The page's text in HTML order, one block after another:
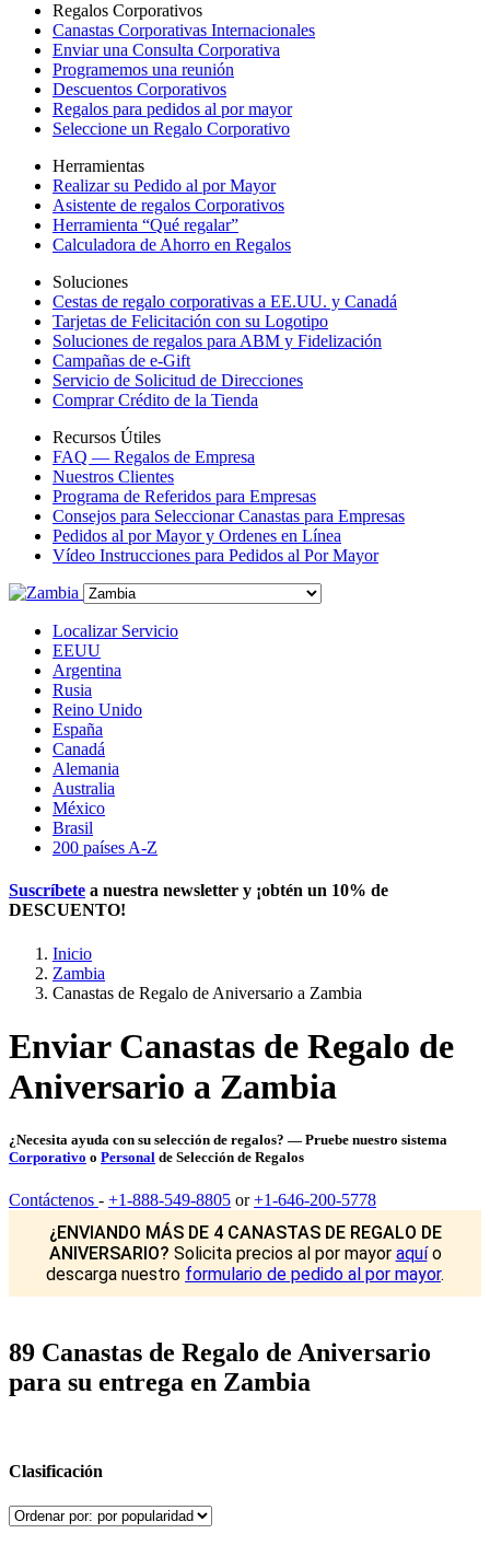
Regalos Corporativos
Canastas Corporativas Internacionales
Enviar una Consulta Corporativa
Programemos una reunión
Descuentos Corporativos
Regalos para pedidos al por mayor
Seleccione un Regalo Corporativo
Herramientas
Realizar su Pedido al por Mayor
Asistente de regalos Corporativos
Herramienta “Qué regalar”
Calculadora de Ahorro en Regalos
Soluciones
Cestas de regalo corporativas a EE.UU. y Canadá
Tarjetas de Felicitación con su Logotipo
Soluciones de regalos para ABM y Fidelización
Campañas de e-Gift
Servicio de Solicitud de Direcciones
Comprar Crédito de la Tienda
Recursos Útiles
FAQ — Regalos de Empresa
Nuestros Clientes
Programa de Referidos para Empresas
Consejos para Seleccionar Canastas para Empresas
Pedidos al por Mayor y Ordenes en Línea
Vídeo Instrucciones para Pedidos al Por Mayor
Localizar Servicio
EEUU
Argentina
Rusia
Reino Unido
España
Canadá
Alemania
Australia
México
Brasil
200 países A-Z
Suscríbete a nuestra newsletter y ¡obtén un 10% de
DESCUENTO!
Inicio
Zambia
Canastas de Regalo de Aniversario a Zambia
Enviar Canastas de Regalo de
Aniversario a Zambia
¿Necesita ayuda con su selección de regalos? — Pruebe nuestro sistema
Corporativo o Personal de Selección de Regalos
Contáctenos - +1-888-549-8805 or+1-646-200-5778
¿ENVIANDO MÁS DE 4 CANASTAS DE REGALO DE
ANIVERSARIO? Solicita precios al por mayor aquío
descarga nuestro formulario de pedido al por mayor.
89 Canastas de Regalo de Aniversario
para su entrega en Zambia
Clasificación